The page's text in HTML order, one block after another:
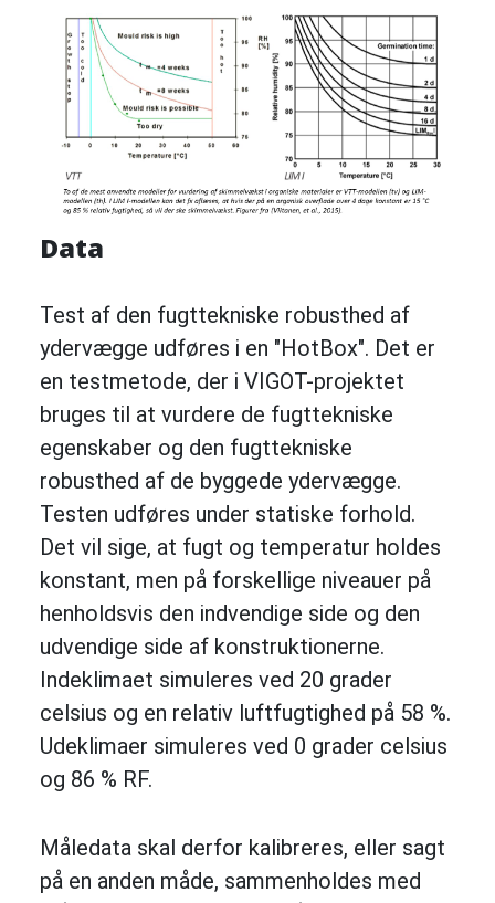
Data
Test af den fugttekniske robusthed af
ydervægge udføres i en "HotBox". Det er
en testmetode, der i VIGOT-projektet
bruges til at vurdere de fugttekniske
egenskaber og den fugttekniske
robusthed af de byggede ydervægge.
Testen udføres under statiske forhold.
Det vil sige, at fugt og temperatur holdes
konstant, men på forskellige niveauer på
henholdsvis den indvendige side og den
udvendige side af konstruktionerne.
Indeklimaet simuleres ved 20 grader
celsius og en relativ luftfugtighed på 58 %.
Udeklimaer simuleres ved 0 grader celsius
og 86 % RF.
Måledata skal derfor kalibreres, eller sagt
på en anden måde, sammenholdes med